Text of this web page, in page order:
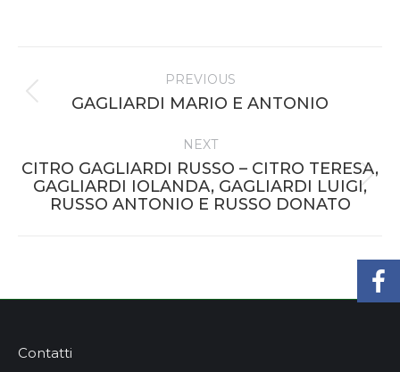
navigation
PREVIOUS
Previous
GAGLIARDI MARIO E ANTONIO
NEXT
Next
project:
CITRO GAGLIARDI RUSSO – CITRO TERESA,
GAGLIARDI IOLANDA, GAGLIARDI LUIGI,
RUSSO ANTONIO E RUSSO DONATO
Contatti